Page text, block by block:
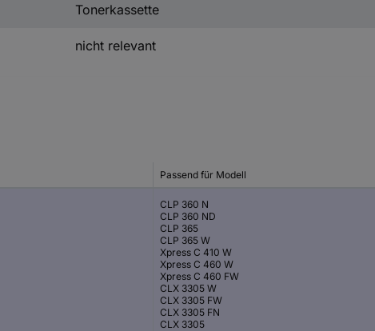
Tonerkassette
nicht relevant
Passend für Modell
CLP 360 N
CLP 360 ND
CLP 365
CLP 365 W
Xpress C 410 W
Xpress C 460 W
Xpress C 460 FW
CLX 3305 W
CLX 3305 FW
CLX 3305 FN
CLX 3305